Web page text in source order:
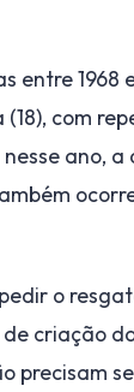
1968
com
ano,
o
criação
precisam